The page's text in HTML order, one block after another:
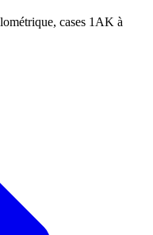
cases 1AK à